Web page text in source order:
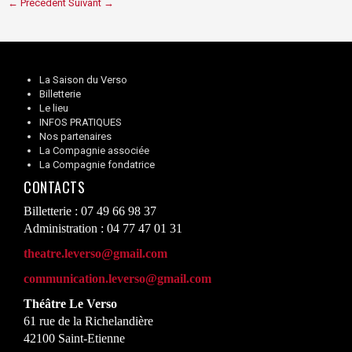
← Précédent Suivant →
La Saison du Verso
Billetterie
Le lieu
INFOS PRATIQUES
Nos partenaires
La Compagnie associée
La Compagnie fondatrice
CONTACTS
Billetterie : 07 49 66 98 37
Administration : 04 77 47 01 31
theatre.leverso@gmail.com
communication.leverso@gmail.com
Théâtre Le Verso
61 rue de la Richelandière
42100 Saint-Etienne